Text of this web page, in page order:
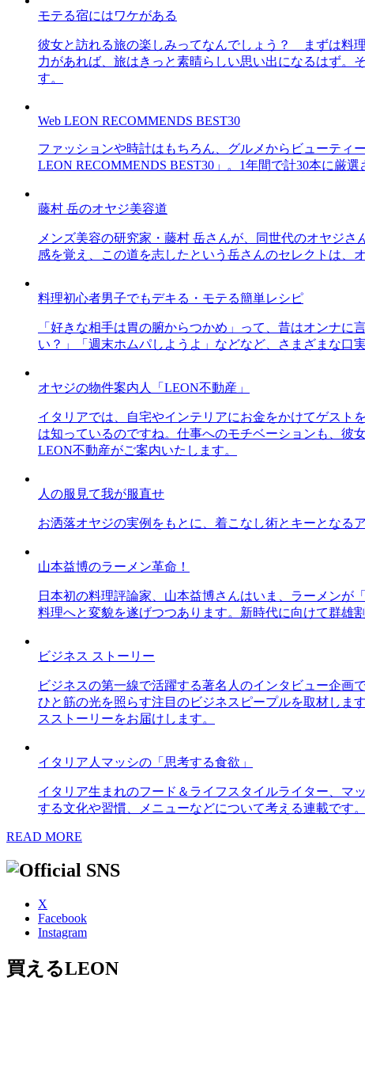
モテる宿にはワケがある
彼女と訪れる旅の楽しみってなんでしょう？ まずは料
力があれば、旅はきっと素晴らしい思い出になるはず。
す。
Web LEON RECOMMENDS BEST30
ファッションや時計はもちろん、グルメからビューティ
LEON RECOMMENDS BEST30」。1年間で計30本に厳
藤村 岳のオヤジ美容道
メンズ美容の研究家・藤村 岳さんが、同世代のオヤジ
感を覚え、この道を志したという岳さんのセレクトは、
料理初心者男子でもデキる・モテる簡単レシピ
「好きな相手は胃の腑からつかめ」って、昔はオンナ
い？」「週末ホムパしようよ」などなど、さまざまな口
オヤジの物件案内人「LEON不動産」
イタリアでは、自宅やインテリアにお金をかけてゲスト
は知っているのですね。仕事へのモチベーションも、彼
LEON不動産がご案内いたします。
人の服見て我が服直せ
お洒落オヤジの実例をもとに、着こなし術とキーとなる
山本益博のラーメン革命！
日本初の料理評論家、山本益博さんはいま、ラーメン
料理へと変貌を遂げつつあります。新時代に向けて群雄
ビジネス ストーリー
ビジネスの第一線で活躍する著名人のインタビュー企画
ひと筋の光を照らす注目のビジネスピープルを取材しま
スストーリーをお届けします。
イタリア人マッシの「思考する食欲」
イタリア生まれのフード＆ライフスタイルライター、マ
する文化や習慣、メニューなどについて考える連載です。
READ MORE
X
Facebook
Instagram
買えるLEON